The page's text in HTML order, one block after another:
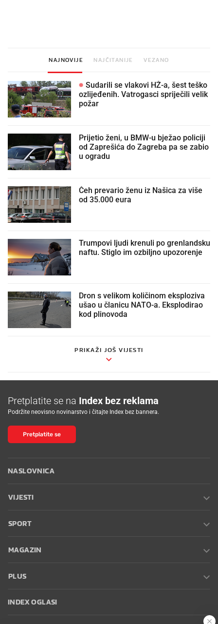
NAJNOVIJE NAJČITANIJE VEZANO
Sudarili se vlakovi HŽ-a, šest teško
ozlijeđenih. Vatrogasci spriječili velik
požar
Prijetio ženi, u BMW-u bježao policiji
od Zaprešića do Zagreba pa se zabio
u ogradu
Čeh prevario ženu iz Našica za više
od 35.000 eura
Trumpovi ljudi krenuli po grenlandsku
naftu. Stiglo im ozbiljno upozorenje
Dron s velikom količinom eksploziva
ušao u članicu NATO-a. Eksplodirao
kod plinovoda
PRIKAŽI JOŠ VIJESTI
Pretplatite se na Index bez reklama
Podržite neovisno novinarstvo i čitajte Index bez bannera.
Pretplatite se
NASLOVNICA
VIJESTI
SPORT
MAGAZIN
PLUS
INDEX OGLASI